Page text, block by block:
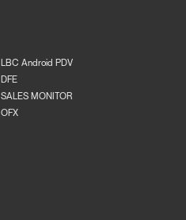
LBC Android PDV
DFE
SALES MONITOR
OFX